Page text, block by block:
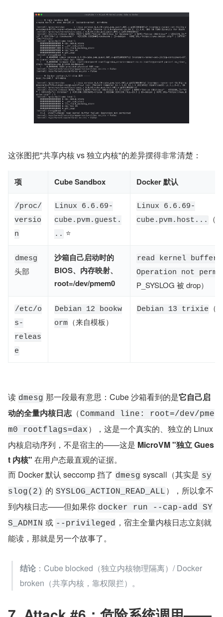
这张图把"共享内核 vs 独立内核"的差异摆得非常清楚：
项 Cube Sandbox Docker 默认
/proc/
versio
n
Linux 6.6.69-
cube.pvm.guest.
.. ⭐
Linux 6.6.69-
cube.pvm.host...
（
dmesg
头部
沙箱自己启动时的
BIOS、内存映射、
root=/dev/pmem0
read kernel
Operation not
P_SYSLOG 被 drop）
/etc/o
s-
releas
e
Debian 12 bookw
orm （来自模板）
Debian 13 trixie （
读 dmesg 那一段最有意思：Cube 沙箱看到的是它自己启
动的全量内核日志（ Command line: root=/dev/pme
m0 rootflags=dax ），这是一个真实的、独立的 Linux
内核启动序列，不是宿主的——这是 MicroVM "独立 Gues
t 内核" 在用户态最直观的证据。
而 Docker 默认 seccomp 挡了 dmesg syscall（其实是 sy
slog(2) 的 SYSLOG_ACTION_READ_ALL ），所以拿不
到内核日志——但如果你 docker run --cap-add SY
S_ADMIN 或 --privileged ，宿主全量内核日志立刻就
能读，那就是另一个故事了。
结论 ：Cube blocked（独立内核物理隔离）/ Docker
broken（共享内核，靠权限拦）。